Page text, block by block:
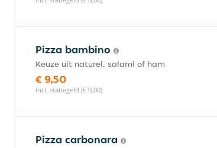
Pizza bambino
Keuze uit naturel, salami of ham
€ 9,50
incl. statiegeld (€ 0,00)
Pizza carbonara